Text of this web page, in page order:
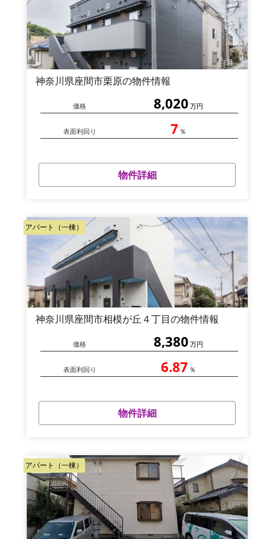
神奈川県座間市栗原の物件情報
価格 8,020 万円
表面利回り 7 ％
物件詳細
アパート（一棟）
神奈川県座間市相模が丘４丁目の物件情報
価格 8,380 万円
表面利回り 6.87 ％
物件詳細
アパート（一棟）